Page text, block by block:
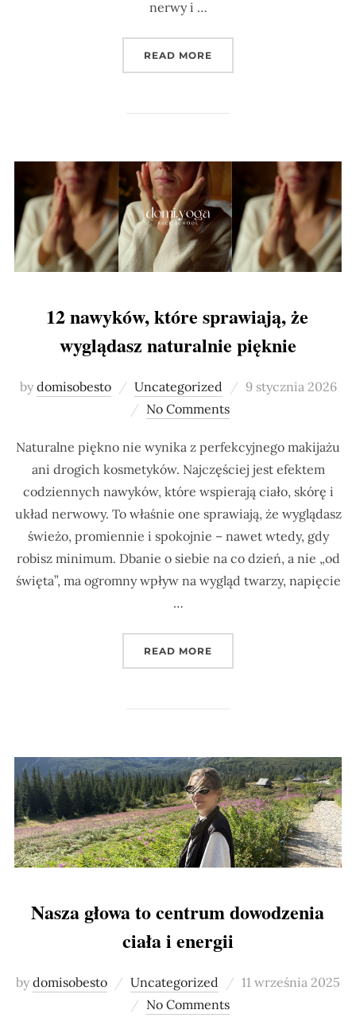
nerwy i …
READ MORE
12 nawyków, które sprawiają, że
wyglądasz naturalnie pięknie
bydomisobesto Uncategorized
Posted
9 stycznia 2026
No Comments
Naturalne piękno nie wynika z perfekcyjnego makijażu
ani drogich kosmetyków. Najczęściej jest efektem
codziennych nawyków, które wspierają ciało, skórę i
układ nerwowy. To właśnie one sprawiają, że wyglądasz
świeżo, promiennie i spokojnie – nawet wtedy, gdy
robisz minimum. Dbanie o siebie na co dzień, a nie „od
święta”, ma ogromny wpływ na wygląd twarzy, napięcie
…
READ MORE
Nasza głowa to centrum dowodzenia
ciała i energii
bydomisobesto Uncategorized
Posted
11 września 2025
No Comments